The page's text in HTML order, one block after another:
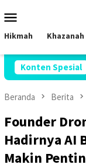
ke
kontenMobile
Hikmah Khazanah
Konten Spesial
Bidik 12 Ribu
Beranda Berita
Founder
Hadirnya AI
Makin